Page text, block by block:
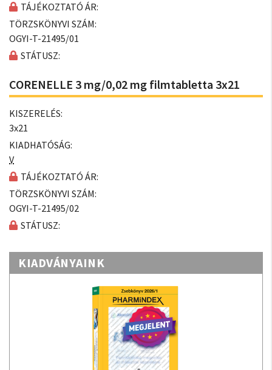
TÁJÉKOZTATÓ ÁR:
TÖRZSKÖNYVI SZÁM:
OGYI-T-21495/01
STÁTUSZ:
CORENELLE 3 mg/0,02 mg filmtabletta 3x21
KISZERELÉS:
3x21
KIADHATÓSÁG:
V
TÁJÉKOZTATÓ ÁR:
TÖRZSKÖNYVI SZÁM:
OGYI-T-21495/02
STÁTUSZ:
KIADVÁNYAINK